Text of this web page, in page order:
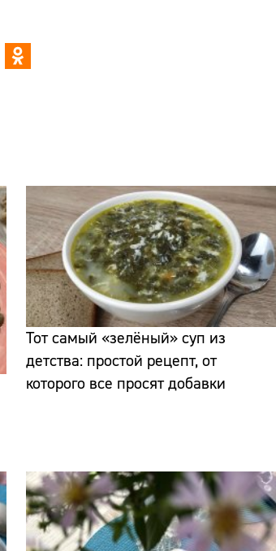
Тот самый «зелёный» суп из
детства: простой рецепт, от
которого все просят добавкиСайт: